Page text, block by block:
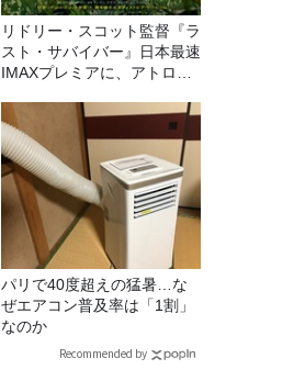
リドリー・スコット監督『ラ
スト・サバイバー』日本最速
IMAXプレミアに、アトロク
パリで40度超えの猛暑…な
ぜエアコン普及率は「1割」
なのか
Recommended by